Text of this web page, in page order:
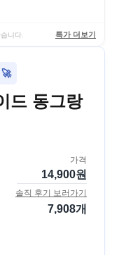
니다. 특가 더보기
드 동그랑
가격
14,900원
솔직 후기 보러가기
7,908개